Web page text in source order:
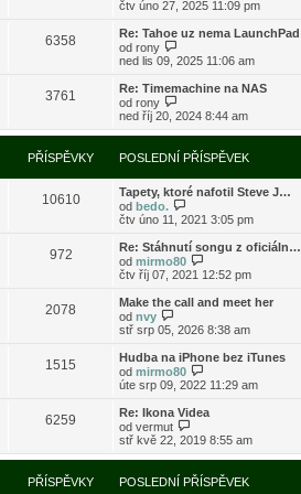
ě
e
ř
s
ě
e
o
l
d
í
ř
í
s
p
ě
v
e
k
o
r
z
i
p
o
s
l
e
d
í
ř
í
p
ě
v
k
čtv úno 27, 2025 11:09 pm
6358
Re: Tahoe uz nema LaunchPad
od rony
o
r
z
i
t
p
o
s
l
e
d
í
p
ř
í
p
ě
v
k
ned lis 09, 2025 11:06 am
3761
Re: Timemachine na NAS
od rony
o
r
a
z
i
t
p
o
l
e
d
í
ř
í
s
p
ě
v
k
ned říj 20, 2024 8:44 am
PŘÍSPĚVKY POSLEDNÍ PŘÍSPĚVEK
10610
Tapety, ktoré nafotil Steve J…
od bedo.
o
r
a
z
i
t
p
o
s
e
d
n
p
ř
í
s
ě
čtv úno 11, 2021 3:05 pm
972
Re: Stáhnutí songu z oficiáln…
od mirmo80
o
r
z
p
o
s
e
n
í
ř
čtv říj 07, 2021 12:52 pm
2078
Make the call and meet her
od nvy
o
r
a
z
t
p
o
s
l
e
d
stř srp 05, 2026 8:38 am
1515
Hudba na iPhone bez iTunes
od mirmo80
o
r
z
t
p
o
úte srp 09, 2022 11:29 am
6259
Re: Ikona Videa
od vermut
o
r
a
z
stř kvě 22, 2019 8:55 am
PŘÍSPĚVKY POSLEDNÍ PŘÍSPĚVEK